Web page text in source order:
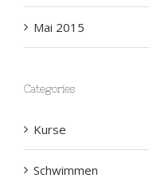
Mai 2015
Schwimmen